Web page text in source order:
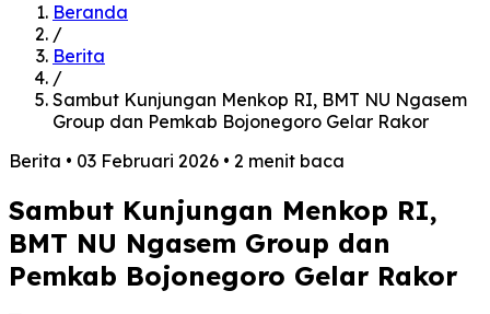
Beranda
/
Berita
/
Sambut Kunjungan Menkop RI, BMT NU Ngasem
Group dan Pemkab Bojonegoro Gelar Rakor
Berita • 03 Februari 2026 • 2 menit baca
Sambut Kunjungan Menkop RI,
BMT NU Ngasem Group dan
Pemkab Bojonegoro Gelar Rakor